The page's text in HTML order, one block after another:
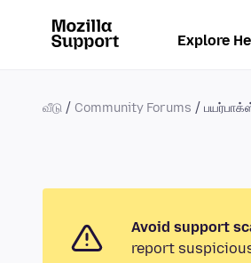
Explore
வீடு Community Forums
Avoid support
report